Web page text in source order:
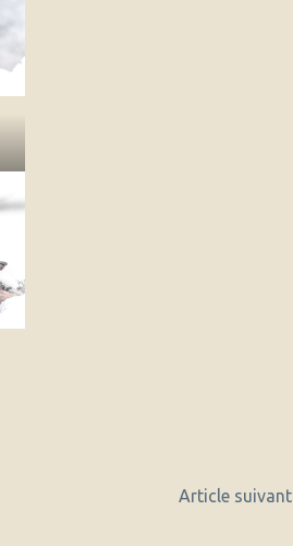
Article suivant